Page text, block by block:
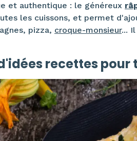
et authentique : le généreux
les cuissons, et permet
pizza, croque-monsieur...
recettes pour